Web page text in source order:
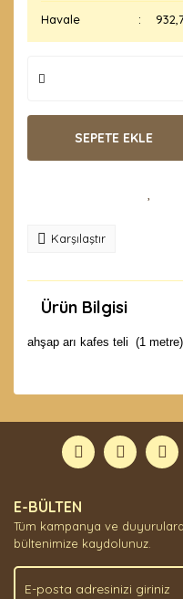
Havale
SEPETE EKLE
Karşılaştır
Ürün Bilgisi
ahşap arı kafes teli (1 metre)
formunu kullanarak
Görüş ve önerileriniz
Ürün açıklamasında
Ürün bilgilerinde hatalar
Ürün fiyatı diğer
Bu ürüne benzer farklı
E-BÜLTEN
Tüm kampanya ve
bültenimize kaydolunuz.